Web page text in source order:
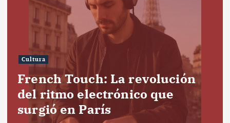
Cultura
French Touch: La revolución
del ritmo electrónico que
surgió en París